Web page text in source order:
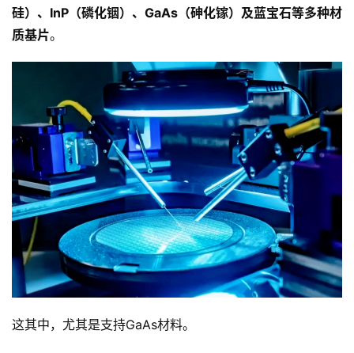
硅）、 InP（磷化铟）、GaAs（砷化镓）及蓝宝石等多种材
质基片。
这其中，尤其是支持GaAs材料。